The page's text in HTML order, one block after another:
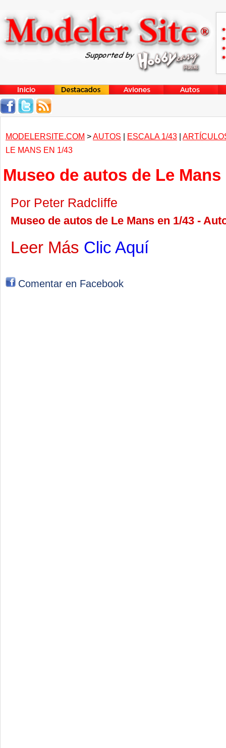
MODELERSITE.COM >AUTOS | ESCALA 1/43 |
LE MANS EN 1/43
Museo de autos de Le Mans
Por Peter Radcliffe
Museo de autos de Le Mans en 1/43 -
Leer Más Clic Aquí
Comentar en Facebook